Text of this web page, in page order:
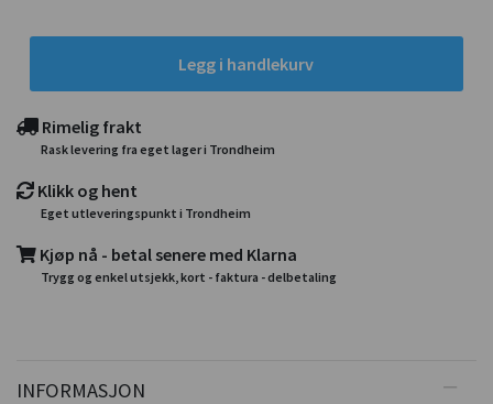
Legg i handlekurv
Rimelig frakt
Rask levering fra eget lager i Trondheim
Klikk og hent
Eget utleveringspunkt i Trondheim
Kjøp nå - betal senere med Klarna
Trygg og enkel utsjekk, kort - faktura - delbetaling
INFORMASJON